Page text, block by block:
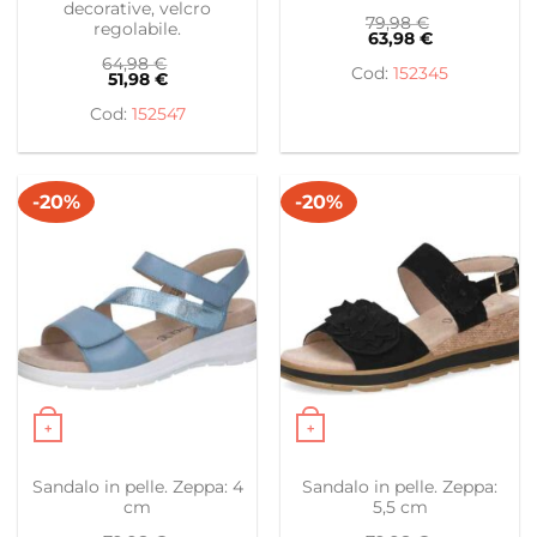
decorative, velcro
regolabile.
64,98€
51,98 €
152547
79,98€
63,98 €
152345
-20%
+
Questo prodotto ha più varianti. Le opzioni possono
Sandalo in pelle. Zeppa: 4
cm
-20%
+
Questo prodotto ha più
Sandalo in pelle. Zeppa:
5,5 cm